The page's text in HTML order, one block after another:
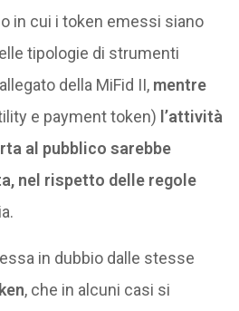
in cui i token emessi siano
tipologie di strumenti
della MiFid II, mentre
e payment token) l’attività
al pubblico sarebbe
nel rispetto delle regole
in dubbio dalle stesse
, che in alcuni casi si